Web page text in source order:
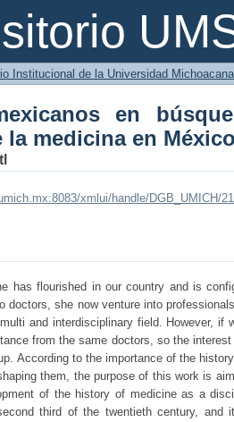
en
Institucional de la Universidad
en
medicina en
xmlui/handle/DGB_UMICH/
has flourished in our country and is
doctors, she now venture into
and interdisciplinary field. However,
from the same doctors, so the
According to the importance of the
them, the purpose of this work is
of the history of medicine as a
third of the twentieth century, and